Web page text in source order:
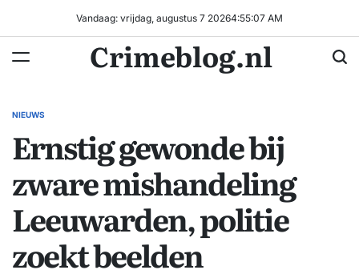
inhoud
Vandaag: vrijdag, augustus 7 20264:55:07 AM
Crimeblog.nl
GEPLAATST
NIEUWS
Ernstig gewonde bij
zware mishandeling
Leeuwarden, politie
zoekt beelden